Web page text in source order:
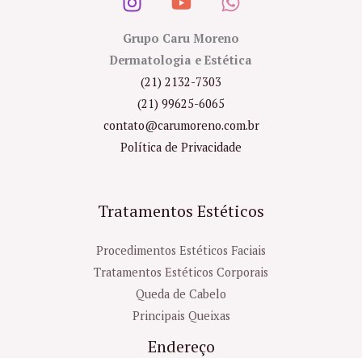
Grupo Caru Moreno
Dermatologia e Estética
(21) 2132-7303
(21) 99625-6065
contato@carumoreno.com.br
Política de Privacidade
Tratamentos Estéticos
Procedimentos Estéticos Faciais
Tratamentos Estéticos Corporais
Queda de Cabelo
Principais Queixas
Endereço